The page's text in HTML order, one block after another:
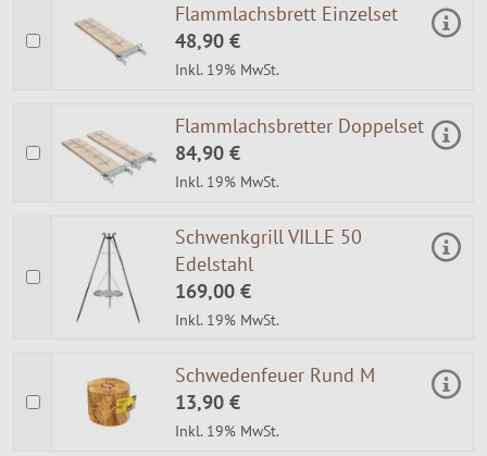
Flammlachsbrett Einzelset
48,90 €
Inkl. 19% MwSt.
Flammlachsbretter Doppelset
84,90 €
Inkl. 19% MwSt.
Schwenkgrill VILLE 50
Edelstahl
169,00 €
Inkl. 19% MwSt.
Schwedenfeuer Rund M
13,90 €
Inkl. 19% MwSt.